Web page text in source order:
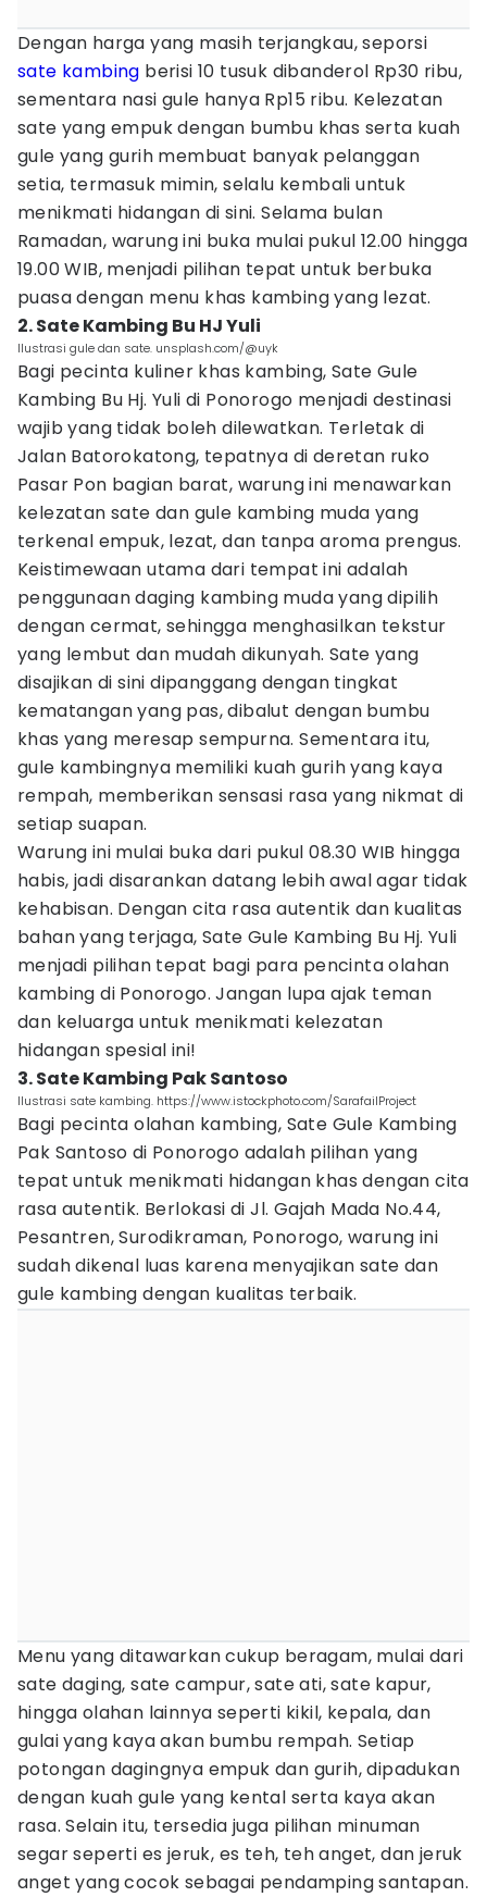
Dengan harga yang masih terjangkau, seporsi
sate kambing berisi 10 tusuk dibanderol Rp30 ribu,
sementara nasi gule hanya Rp15 ribu. Kelezatan
sate yang empuk dengan bumbu khas serta kuah
gule yang gurih membuat banyak pelanggan
setia, termasuk mimin, selalu kembali untuk
menikmati hidangan di sini. Selama bulan
Ramadan, warung ini buka mulai pukul 12.00 hingga
19.00 WIB, menjadi pilihan tepat untuk berbuka
puasa dengan menu khas kambing yang lezat.
2. Sate Kambing Bu HJ Yuli
Ilustrasi gule dan sate. unsplash.com/@uyk
Bagi pecinta kuliner khas kambing, Sate Gule
Kambing Bu Hj. Yuli di Ponorogo menjadi destinasi
wajib yang tidak boleh dilewatkan. Terletak di
Jalan Batorokatong, tepatnya di deretan ruko
Pasar Pon bagian barat, warung ini menawarkan
kelezatan sate dan gule kambing muda yang
terkenal empuk, lezat, dan tanpa aroma prengus.
Keistimewaan utama dari tempat ini adalah
penggunaan daging kambing muda yang dipilih
dengan cermat, sehingga menghasilkan tekstur
yang lembut dan mudah dikunyah. Sate yang
disajikan di sini dipanggang dengan tingkat
kematangan yang pas, dibalut dengan bumbu
khas yang meresap sempurna. Sementara itu,
gule kambingnya memiliki kuah gurih yang kaya
rempah, memberikan sensasi rasa yang nikmat di
setiap suapan.
Warung ini mulai buka dari pukul 08.30 WIB hingga
habis, jadi disarankan datang lebih awal agar tidak
kehabisan. Dengan cita rasa autentik dan kualitas
bahan yang terjaga, Sate Gule Kambing Bu Hj. Yuli
menjadi pilihan tepat bagi para pencinta olahan
kambing di Ponorogo. Jangan lupa ajak teman
dan keluarga untuk menikmati kelezatan
hidangan spesial ini!
3. Sate Kambing Pak Santoso
Ilustrasi sate kambing. https://www.istockphoto.com/SarafailProject
Bagi pecinta olahan kambing, Sate Gule Kambing
Pak Santoso di Ponorogo adalah pilihan yang
tepat untuk menikmati hidangan khas dengan cita
rasa autentik. Berlokasi di Jl. Gajah Mada No.44,
Pesantren, Surodikraman, Ponorogo, warung ini
sudah dikenal luas karena menyajikan sate dan
gule kambing dengan kualitas terbaik.
Menu yang ditawarkan cukup beragam, mulai dari
sate daging, sate campur, sate ati, sate kapur,
hingga olahan lainnya seperti kikil, kepala, dan
gulai yang kaya akan bumbu rempah. Setiap
potongan dagingnya empuk dan gurih, dipadukan
dengan kuah gule yang kental serta kaya akan
rasa. Selain itu, tersedia juga pilihan minuman
segar seperti es jeruk, es teh, teh anget, dan jeruk
anget yang cocok sebagai pendamping santapan.